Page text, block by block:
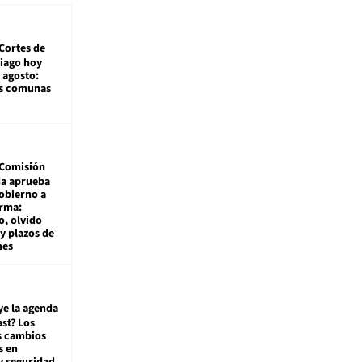
de
hoy
agosto:
comunas
aprueba
a
olvido
plazos de
la agenda
Los
cambios
en